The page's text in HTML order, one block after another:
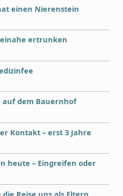
einen Nierenstein
ertrunken
auf dem Bauernhof
Kontakt – erst 3 Jahre
heute – Eingreifen oder